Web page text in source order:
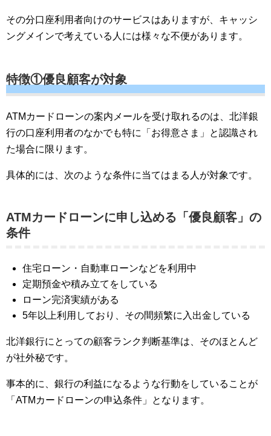
その分口座利用者向けのサービスはありますが、キャッシ
ングメインで考えている人には様々な不便があります。
特徴①優良顧客が対象
ATMカードローンの案内メールを受け取れるのは、北洋銀
行の口座利用者のなかでも特に「お得意さま」と認識され
た場合に限ります。
具体的には、次のような条件に当てはまる人が対象です。
ATMカードローンに申し込める「優良顧客」の
条件
住宅ローン・自動車ローンなどを利用中
定期預金や積み立てをしている
ローン完済実績がある
5年以上利用しており、その間頻繁に入出金している
北洋銀行にとっての顧客ランク判断基準は、そのほとんど
が社外秘です。
事本的に、銀行の利益になるような行動をしていることが
「ATMカードローンの申込条件」となります。